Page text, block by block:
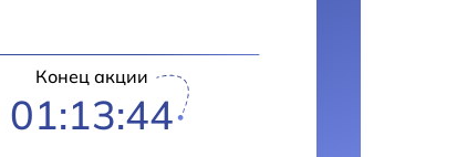
Конец акции
01:13:43